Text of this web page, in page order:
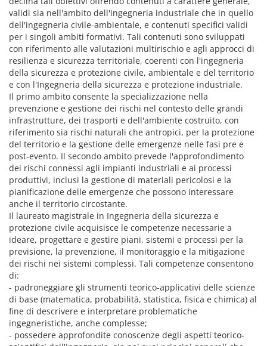
validi sia nell'ambito dell'ingegneria industriale che in quello
dell'ingegneria civile-ambientale, e contenuti specifici validi
per i singoli ambiti formativi. Tali contenuti sono sviluppati
con riferimento alle valutazioni multirischio e agli approcci di
resilienza e sicurezza territoriale, coerenti con l'ingegneria
della sicurezza e protezione civile, ambientale e del territorio
e con l'Ingegneria della sicurezza e protezione industriale.
Il primo ambito consente la specializzazione nella
prevenzione e gestione dei rischi nel contesto delle grandi
infrastrutture, dei trasporti e dell'ambiente costruito, con
riferimento sia rischi naturali che antropici, per la protezione
del territorio e la gestione delle emergenze nelle fasi pre e
post-evento. Il secondo ambito prevede l'approfondimento
dei rischi connessi agli impianti industriali e ai processi
produttivi, inclusi la gestione di materiali pericolosi e la
pianificazione delle emergenze che possono interessare
anche il territorio circostante.
Il laureato magistrale in Ingegneria della sicurezza e
protezione civile acquisisce le competenze necessarie a
ideare, progettare e gestire piani, sistemi e processi per la
previsione, la prevenzione, il monitoraggio e la mitigazione
dei rischi nei sistemi complessi. Tali competenze consentono
di:
- padroneggiare gli strumenti teorico-applicativi delle scienze
di base (matematica, probabilità, statistica, fisica e chimica) al
fine di descrivere e interpretare problematiche
ingegneristiche, anche complesse;
- possedere approfondite conoscenze degli aspetti teorico-